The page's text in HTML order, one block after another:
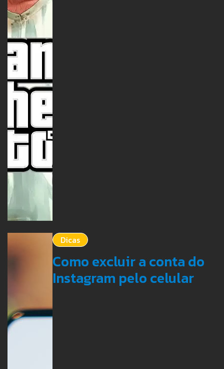
Dicas
Como excluir a conta do
Instagram pelo celular